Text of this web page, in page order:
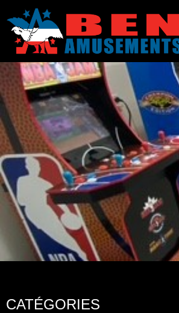
CATÉGORIES